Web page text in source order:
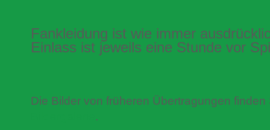
Fankleidung ist wie immer
Einlass ist jeweils eine Stunde vor
Die Bilder von früheren Übertragungen finden
.